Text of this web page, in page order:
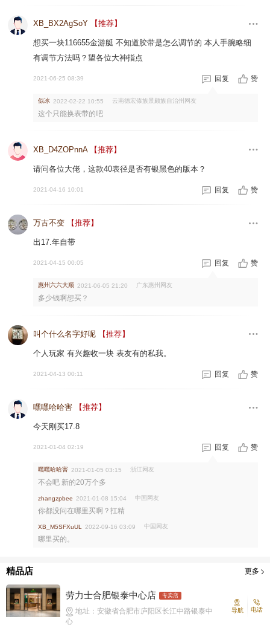
XB_BX2AgSoY 【推荐】
想买一块116655金游艇 不知道胶带是怎么调节的 本人手腕略细
有调节方法吗？望各位大神指点
2021-06-25 08:39 回复 赞
似冰 2022-02-22 10:55 云南德宏傣族景颇族自治州网友
这个只能换表带的吧
XB_D4ZOPnnA 【推荐】
请问各位大佬，这款40表径是否有银黑色的版本？
2021-04-16 10:01 回复 赞
万古不变 【推荐】
出17.年自带
2021-04-15 00:05 回复 赞
惠州六六大顺 2021-06-05 21:20 广东惠州网友
多少钱啊想买？
叫个什么名字好呢 【推荐】
个人玩家 有兴趣收一块 表友有的私我。
2021-04-13 00:11 回复 赞
嘿嘿哈哈害 【推荐】
今天刚买17.8
2021-01-04 02:19 回复 赞
嘿嘿哈哈害 2021-01-05 03:15 浙江网友
不会吧 新的20万个多
zhangzpbee 2021-01-08 15:04 中国网友
你都没问在哪里买啊？扛精
XB_M5SFXuUL 2022-09-16 03:09 中国网友
哪里买的。
精品店 更多
劳力士合肥银泰中心店 专卖店
地址：安徽省合肥市庐阳区长江中路银泰中
心
导航 电话